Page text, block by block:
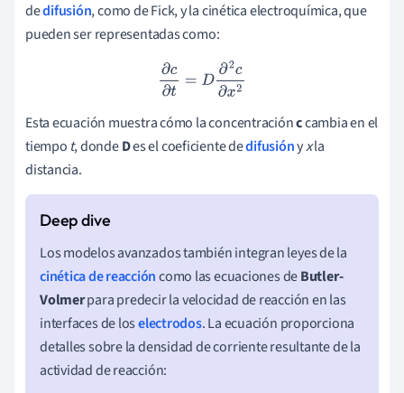
dedifusión, como de Fick, y la cinética electroquímica, que
pueden ser representadas como:
∂c∂ ∂2 c∂x2
Esta ecuación muestra cómo la concentraciónccambia en el
tiempo t, dondeDes el coeficiente dedifusiónyxla
distancia.
Los modelos avanzados también integran leyes de la
cinética de reaccióncomo las ecuaciones deButler-
Volmerpara predecir la velocidad de reacción en las
interfaces de loselectrodos. La ecuación proporciona
detalles sobre la densidad de corriente resultante de la
actividad de reacción: